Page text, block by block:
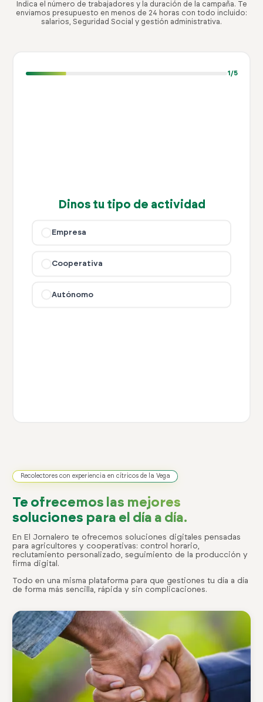
Indica el número de trabajadores y la duración de la campaña. Te
enviamos presupuesto en menos de 24 horas con todo incluido:
salarios, Seguridad Social y gestión administrativa.
1 /5
Dinos tu tipo de actividad
Empresa
Cooperativa
Autónomo
Recolectores con experiencia en cítricos de la Vega
Te ofrecemos las mejores
soluciones para el día a día.
En El Jornalero te ofrecemos soluciones digitales pensadas
para agricultores y cooperativas: control horario,
reclutamiento personalizado, seguimiento de la producción y
firma digital.
Todo en una misma plataforma para que gestiones tu día a día
de forma más sencilla, rápida y sin complicaciones.